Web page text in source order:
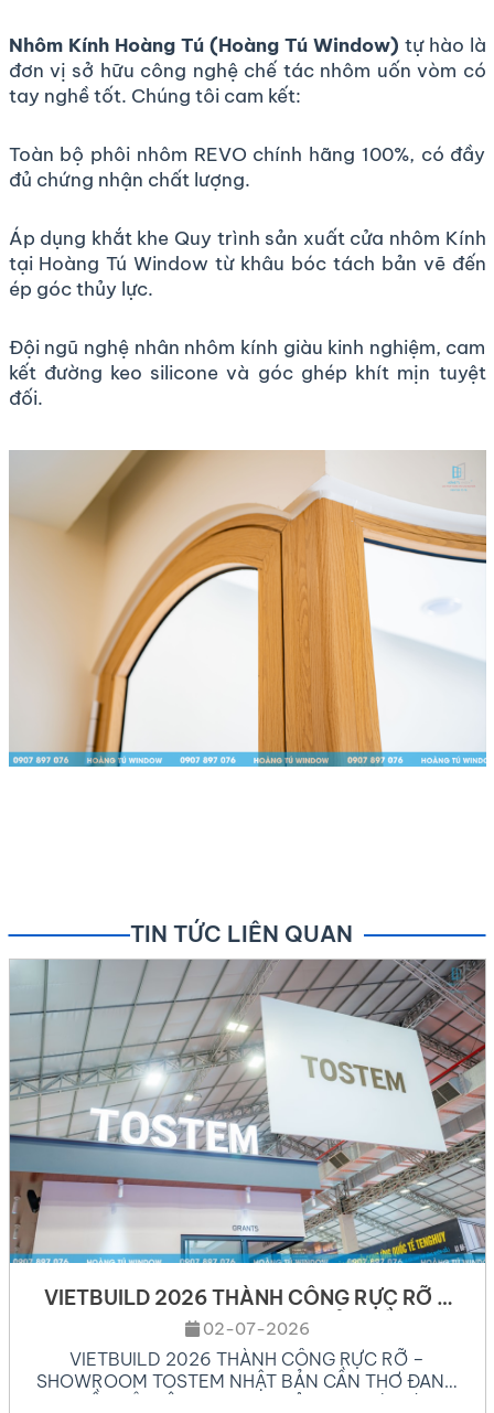
Nhôm Kính Hoàng Tú (Hoàng Tú Window) tự hào là
đơn vị sở hữu công nghệ chế tác nhôm uốn vòm có
tay nghề tốt. Chúng tôi cam kết:
Toàn bộ phôi nhôm REVO chính hãng 100%, có đầy
đủ chứng nhận chất lượng.
Áp dụng khắt khe Quy trình sản xuất cửa nhôm Kính
tại Hoàng Tú Window từ khâu bóc tách bản vẽ đến
ép góc thủy lực.
Đội ngũ nghệ nhân nhôm kính giàu kinh nghiệm, cam
kết đường keo silicone và góc ghép khít mịn tuyệt
đối.
TIN TỨC LIÊN QUAN
VIETBUILD 2026 THÀNH CÔNG RỰC RỠ –
SHOWROOM TOSTEM NHẬT BẢN CẦN THƠ
ĐANG DẦN LỘ DIỆN!
02-07-2026
VIETBUILD 2026 THÀNH CÔNG RỰC RỠ –
SHOWROOM TOSTEM NHẬT BẢN CẦN THƠ ĐANG